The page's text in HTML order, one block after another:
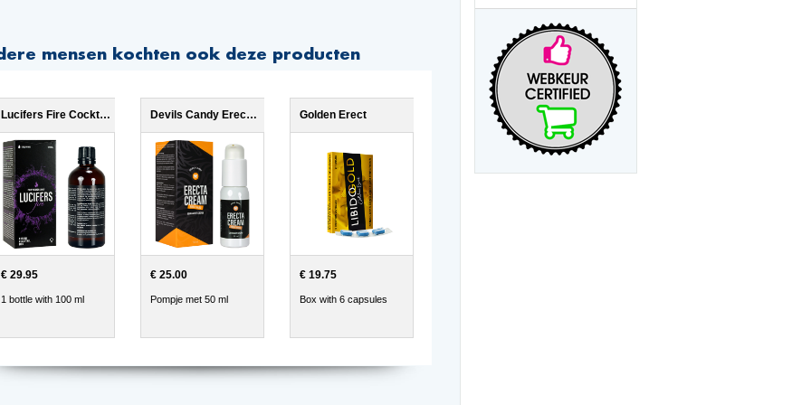
mensen kochten ook deze producten
Lucifers Fire Cocktail Mix
€ 29.95
1 bottle with 100 ml
Devils Candy Erecta Cream
€ 25.00
Pompje met 50 ml
Golden Erect
€ 19.75
Box with 6 capsules